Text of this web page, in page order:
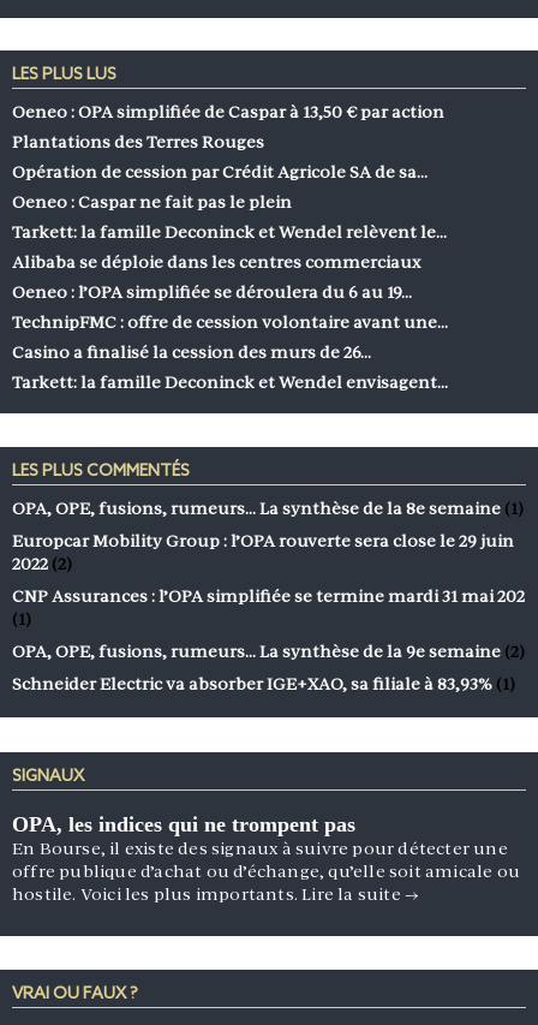
LES PLUS LUS
Oeneo : OPA simplifiée de Caspar à 13,50 € par action
Plantations des Terres Rouges
Opération de cession par Crédit Agricole SA de sa…
Oeneo : Caspar ne fait pas le plein
Tarkett: la famille Deconinck et Wendel relèvent le…
Alibaba se déploie dans les centres commerciaux
Oeneo : l’OPA simplifiée se déroulera du 6 au 19…
TechnipFMC : offre de cession volontaire avant une…
Casino a finalisé la cession des murs de 26…
Tarkett: la famille Deconinck et Wendel envisagent…
LES PLUS COMMENTÉS
OPA, OPE, fusions, rumeurs… La synthèse de la 8e semaine (1)
Europcar Mobility Group : l’OPA rouverte sera close le 29 juin
2022 (2)
CNP Assurances : l’OPA simplifiée se termine mardi 31 mai 202
(1)
OPA, OPE, fusions, rumeurs… La synthèse de la 9e semaine (2)
Schneider Electric va absorber IGE+XAO, sa filiale à 83,93% (1)
SIGNAUX
OPA, les indices qui ne trompent pas
En Bourse, il existe des signaux à suivre pour détecter une
offre publique d’achat ou d’échange, qu’elle soit amicale ou
hostile. Voici les plus importants.Lire la suite →
VRAI OU FAUX ?